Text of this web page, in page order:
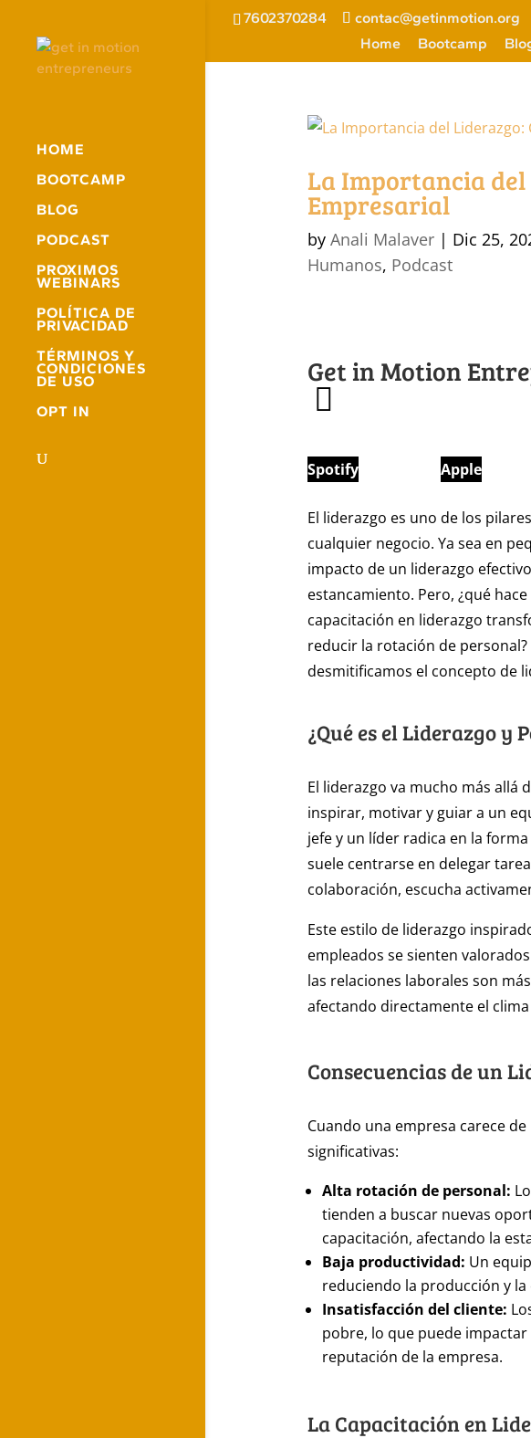
7602370284
contac@getinmotion.org
Home
Bootcamp
HOME
BOOTCAMP
BLOG
PODCAST
PROXIMOS
WEBINARS
POLÍTICA DE
PRIVACIDAD
TÉRMINOS Y
CONDICIONES
DE USO
OPT IN
La Importancia del
Empresarial
by Anali Malaver| Dic 25,
Humanos, Podcast
Get in Motion
Spotify Apple
El liderazgo es uno de los
cualquier negocio. Ya sea en
impacto de un liderazgo
estancamiento. Pero, ¿qué
capacitación en liderazgo
reducir la rotación de
desmitificamos el concepto de
¿Qué es el Liderazgo y
El liderazgo va mucho más allá
inspirar, motivar y guiar a un
jefe y un líder radica en la
suele centrarse en delegar
colaboración, escucha
Este estilo de liderazgo
empleados se sienten
las relaciones laborales son
afectando directamente el
Consecuencias de un
Cuando una empresa carece
significativas:
Alta rotación de personal:
tienden a buscar nuevas
capacitación, afectando la
Baja productividad: Un
reduciendo la producción y la
Insatisfacción del cliente:
pobre, lo que puede
reputación de la empresa.
La Capacitación en